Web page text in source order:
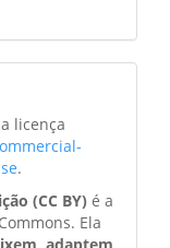
licença
.
(CC BY) é a
Ela